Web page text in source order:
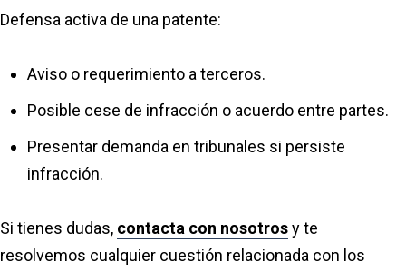
Defensa activa de una patente:
Aviso o requerimiento a terceros.
Posible cese de infracción o acuerdo entre partes.
Presentar demanda en tribunales si persiste
infracción.
Si tienes dudas, contacta con nosotrosy te
resolvemos cualquier cuestión relacionada con los